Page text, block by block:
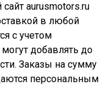
aurusmotors.ru
в любой
с учетом
добавлять до
Заказы на сумму
персональным